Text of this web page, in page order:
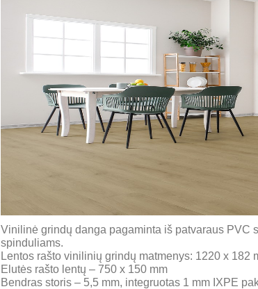
Vinilinė grindų danga pagaminta iš patvaraus PVC
spinduliams.
Lentos rašto vinilinių grindų matmenys: 1220 x 182
Elutės rašto lentų – 750 x 150 mm
Bendras storis – 5,5 mm, integruotas 1 mm IXPE
)
5)
)